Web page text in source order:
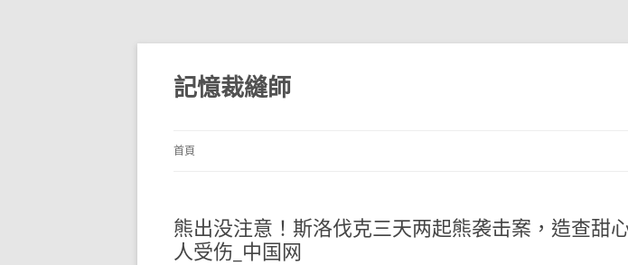
跳
主
要
內
記憶裁縫師
首頁
熊出没注意！斯洛伐克三天两起熊袭击案，造查甜
人受伤_中国网